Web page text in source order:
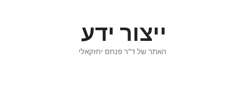
ייצור ידע
האתר של ד"ר פנחס יחזקאלי